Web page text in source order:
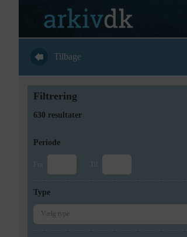
Tilbage
Filtrering
630 resultater
Periode
Fra Til
Type